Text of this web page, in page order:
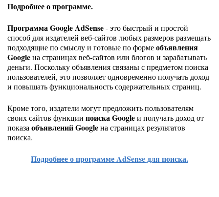
Подробнее о программе.
Программа Google AdSense- это быстрый и простой
способ для издателей веб-сайтов любых размеров размещать
подходящие по смыслу и готовые по формеобъявления
Googleна страницах веб-сайтов или блогов и зарабатывать
деньги. Поскольку объявления связаны с предметом поиска
пользователей, это позволяет одновременно получать доход
и повышать функциональность содержательных страниц.
Кроме того, издатели могут предложить пользователям
своих сайтов функции поиска Googleи получать доход от
показа объявлений Googleна страницах результатов
поиска.
Подробнее о программе AdSense для поиска.